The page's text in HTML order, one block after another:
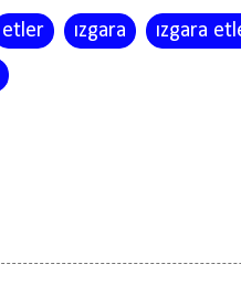
etler ızgara ızgara